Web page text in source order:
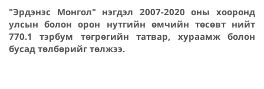
"Эрдэнэс Монгол" нэгдэл 2007-2020 оны хооронд
улсын болон орон нутгийн өмчийн төсөвт нийт
770.1 тэрбум төгрөгийн татвар, хураамж болон
бусад төлбөрийг төлжээ.